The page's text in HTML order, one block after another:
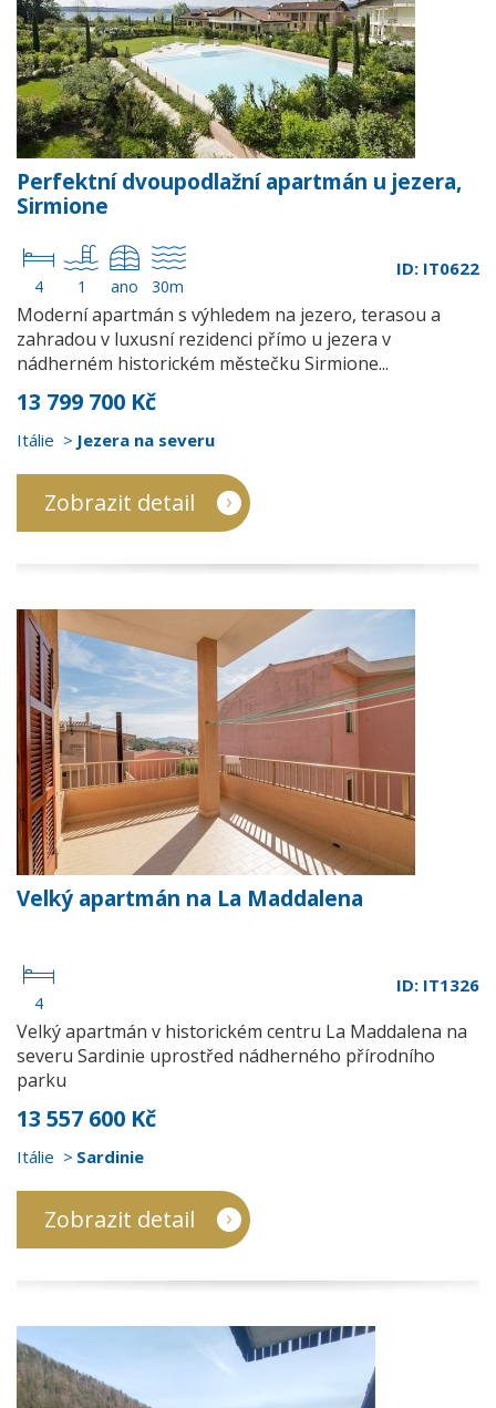
Perfektní dvoupodlažní apartmán u jezera,
Sirmione
4 1 ano 30m
ID: IT0622
Moderní apartmán s výhledem na jezero, terasou a
zahradou v luxusní rezidenci přímo u jezera v
nádherném historickém městečku Sirmione...
13 799 700 Kč
Itálie Jezera na severu
Zobrazit detail
Velký apartmán na La Maddalena
4
ID: IT1326
Velký apartmán v historickém centru La Maddalena na
severu Sardinie uprostřed nádherného přírodního
parku
13 557 600 Kč
Itálie Sardinie
Zobrazit detail